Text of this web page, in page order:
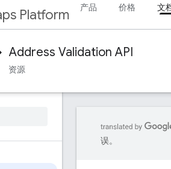
Platform 产品 价格 文
Address Validation API
资源
误。